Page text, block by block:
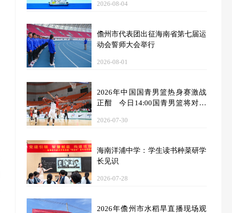
2026-08-04
儋州市代表团出征海南省第七届运
动会誓师大会举行
2026-08-01
2026年中国国青男篮热身赛激战
正酣 今日14:00国青男篮将对阵
2026-07-30
海南洋浦中学：学生读书种菜研学
长见识
2026-07-28
2026年儋州市水稻旱直播现场观